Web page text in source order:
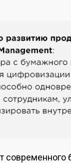
современного